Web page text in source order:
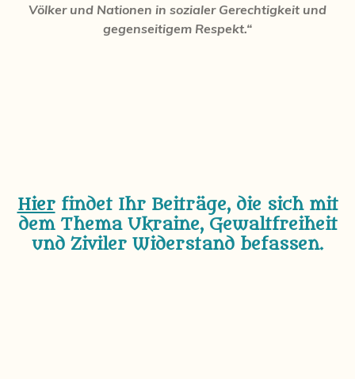
Völker und Nationen in sozialer Gerechtigkeit und
gegenseitigem Respekt.“
Hierfindet Ihr Beiträge, die sich mit
dem Thema Ukraine, Gewaltfreiheit
und Ziviler Widerstand befassen.